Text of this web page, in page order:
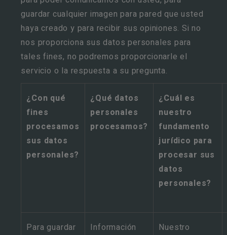
guardar cualquier imagen para pared que usted
haya creado y para recibir sus opiniones. Si no
nos proporciona sus datos personales para
tales fines, no podremos proporcionarle el
servicio o la respuesta a su pregunta.
¿Con qué
fines
procesamos
sus datos
personales?
¿Qué datos
personales
procesamos?
¿Cuál es
nuestro
fundamento
jurídico para
procesar sus
datos
personales?
Para guardar
Información
Nuestro